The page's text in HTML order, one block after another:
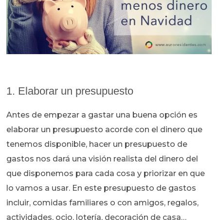
1. Elaborar un presupuesto
Antes de empezar a gastar una buena opción es
elaborar un presupuesto acorde con el dinero que
tenemos disponible, hacer un presupuesto de
gastos nos dará una visión realista del dinero del
que disponemos para cada cosa y priorizar en que
lo vamos a usar. En este presupuesto de gastos
incluir, comidas familiares o con amigos, regalos,
actividades, ocio, lotería, decoración de casa…